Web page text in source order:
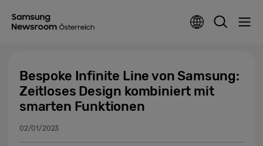
Bespoke Infinite Line von Samsung:
Zeitloses Design kombiniert mit
smarten Funktionen
02/01/2023